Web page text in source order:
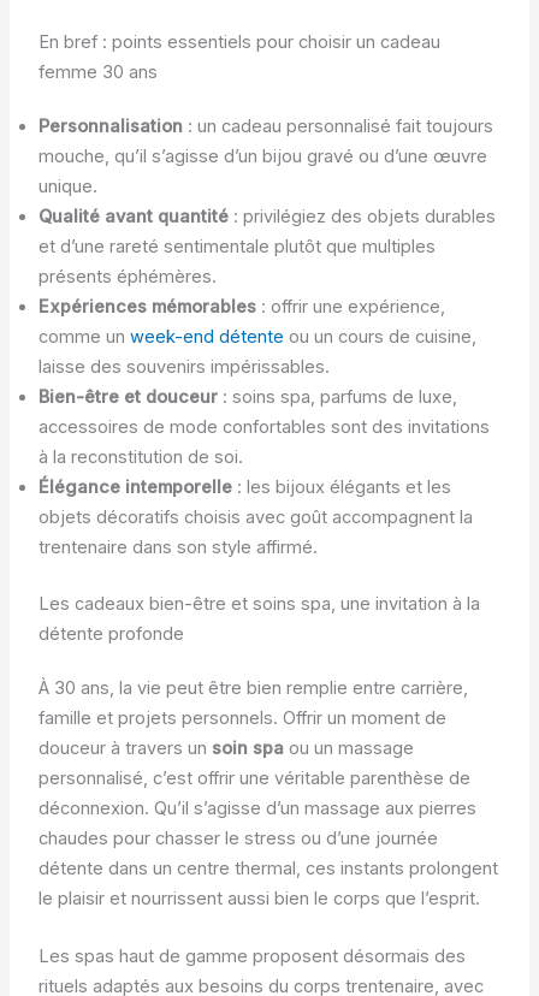
En bref : points essentiels pour choisir un cadeau
femme 30 ans
Personnalisation: un cadeau personnalisé fait toujours
mouche, qu’il s’agisse d’un bijou gravé ou d’une œuvre
unique.
Qualité avant quantité: privilégiez des objets durables
et d’une rareté sentimentale plutôt que multiples
présents éphémères.
Expériences mémorables: offrir une expérience,
comme un week-end détente ou un cours de cuisine,
laisse des souvenirs impérissables.
Bien-être et douceur: soins spa, parfums de luxe,
accessoires de mode confortables sont des invitations
à la reconstitution de soi.
Élégance intemporelle: les bijoux élégants et les
objets décoratifs choisis avec goût accompagnent la
trentenaire dans son style affirmé.
Les cadeaux bien-être et soins spa, une invitation à la
détente profonde
À 30 ans, la vie peut être bien remplie entre carrière,
famille et projets personnels. Offrir un moment de
douceur à travers un soin spaou un massage
personnalisé, c’est offrir une véritable parenthèse de
déconnexion. Qu’il s’agisse d’un massage aux pierres
chaudes pour chasser le stress ou d’une journée
détente dans un centre thermal, ces instants prolongent
le plaisir et nourrissent aussi bien le corps que l’esprit.
Les spas haut de gamme proposent désormais des
rituels adaptés aux besoins du corps trentenaire, avec